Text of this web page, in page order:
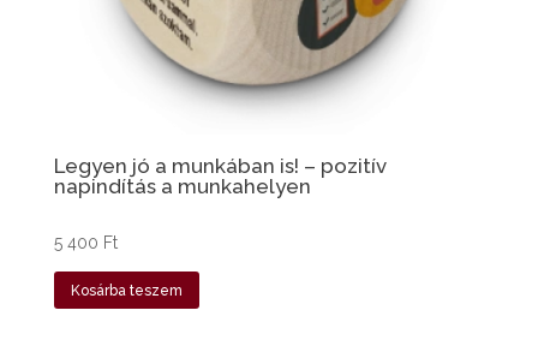
Legyen jó a munkában is! – pozitív
napindítás a munkahelyen
5 400 Ft
Kosárba teszem